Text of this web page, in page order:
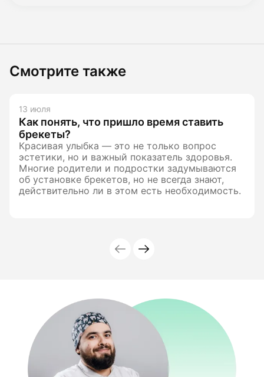
Смотрите также
13 июля
Как понять, что пришло время ставить
брекеты?
Красивая улыбка — это не только вопрос
эстетики, но и важный показатель здоровья.
Многие родители и подростки задумываются
об установке брекетов, но не всегда знают,
действительно ли в этом есть необходимость.